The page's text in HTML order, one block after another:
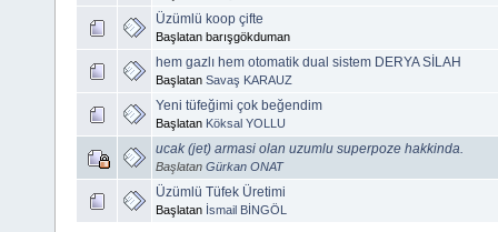
Üzümlü koop çifte
Başlatan barışgökduman
hem gazlı hem otomatik dual sistem DERYA SİLAH
Başlatan Savaş KARAUZ
Yeni tüfeğimi çok beğendim
Başlatan Köksal YOLLU
ucak (jet) armasi olan uzumlu superpoze hakkinda.
Başlatan Gürkan ONAT
Üzümlü Tüfek Üretimi
Başlatan İsmail BİNGÖL